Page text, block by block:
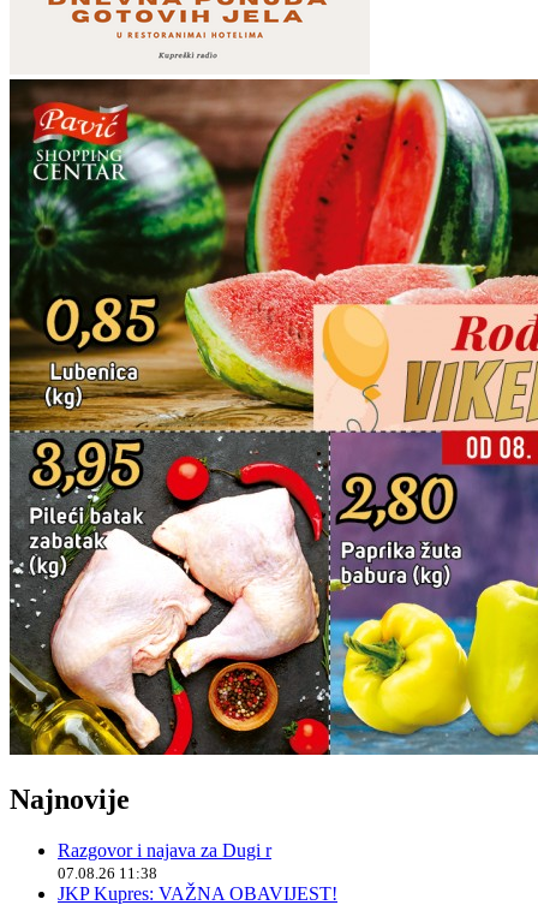
Najnovije
Razgovor i najava za Dugi r
07.08.26 11:38
JKP Kupres: VAŽNA OBAVIJEST!